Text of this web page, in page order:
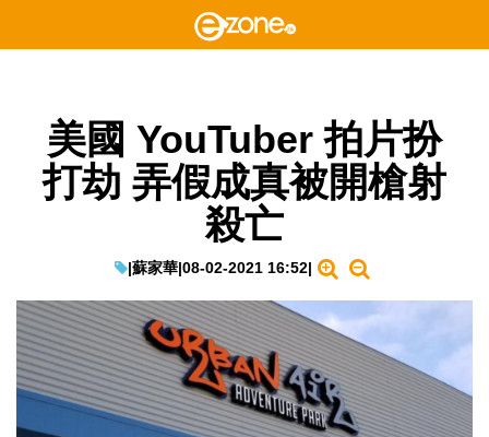
美國 YouTuber 拍片扮
打劫 弄假成真被開槍射
殺亡
|蘇家華|08-02-2021 16:52|